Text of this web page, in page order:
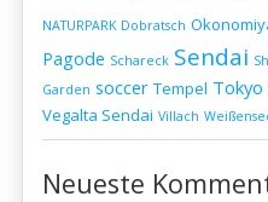
NATURPARK Dobratsch
Pagode Schareck Sendai
Garden soccer Tempel Tokyo
Vegalta Sendai Villach
Neueste